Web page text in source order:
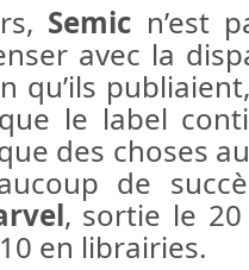
Semic n’est
avec la
qu’ils
le label
des choses
de
, sortie le
en librairies.